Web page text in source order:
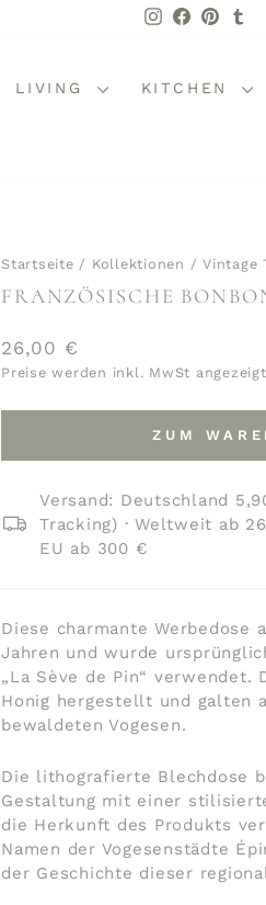
Instagram
Facebook
LIVING KITCHEN
Startseite / Kollektionen / Vintage
FRANZÖSISCHE
Normaler
Preis
26,00 €
Preise werden inkl. MwSt
ZUM
Versand: Deutschland
Tracking) · Weltweit ab
EU ab 300 €
Diese charmante Werbedose
Jahren und wurde
„La Sève de Pin“ verwendet.
Honig hergestellt und galten
bewaldeten Vogesen.
Die lithografierte Blechdose
Gestaltung mit einer
die Herkunft des Produkts
Namen der Vogesenstädte
der Geschichte dieser